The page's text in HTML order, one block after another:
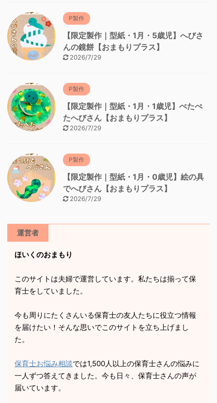
P製作
【限定製作｜型紙・1月・5歳児】へびさ
んの鏡餅【おまもりプラス】
2026/7/29
P製作
【限定製作｜型紙・1月・1歳児】ぺたぺ
たへびさん【おまもりプラス】
2026/7/29
P製作
【限定製作｜型紙・1月・0歳児】絵の具
でへびさん【おまもりプラス】
2026/7/29
運営者
ほいくのおまもり
このサイトは夫婦で運営しています。私たちは揃って保
育士をしていました。
今も周りにたくさんいる保育士の友人たちに役立つ情報
を届けたい！そんな思いでこのサイトを立ち上げまし
た。
保育士お悩み相談では1,500人以上の保育士さんの悩みに
一人ずつ答えてきました。今も日々、保育士さんの声が
届いています。